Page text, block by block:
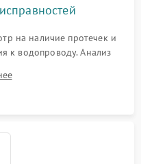
₽ Подробнее →
на наличие протечек и
к водопроводу. Анализ
нагрева, вращения
системы защиты